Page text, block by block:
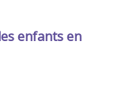
enfants en